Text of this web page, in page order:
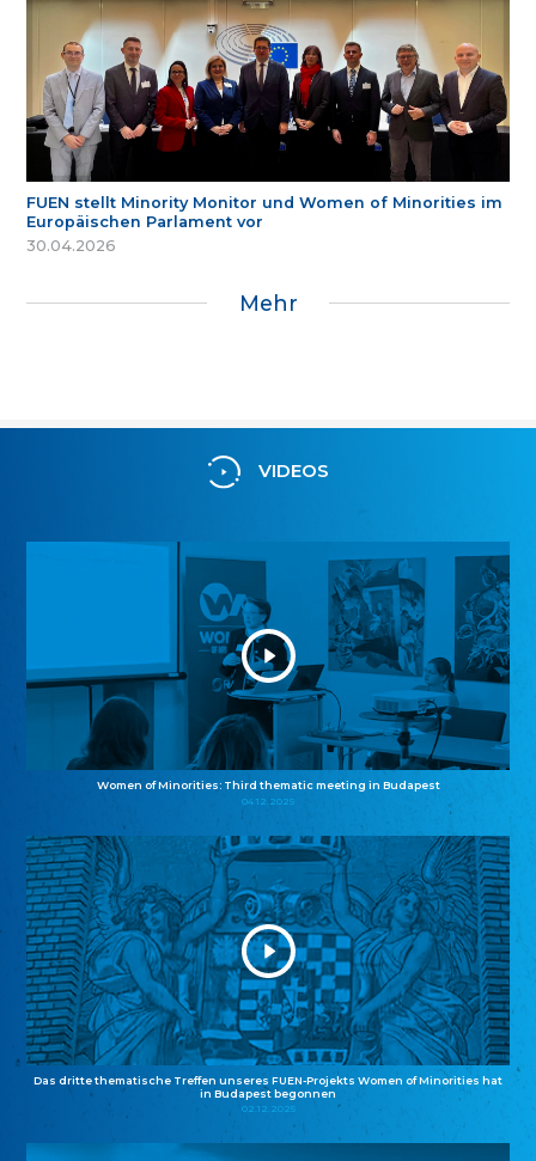
FUEN stellt Minority Monitor und Women of Minorities im
Europäischen Parlament vor
30.04.2026
Mehr
VIDEOS
Women of Minorities: Third thematic meeting in Budapest
04.12.2025
Das dritte thematische Treffen unseres FUEN-Projekts Women of Minorities hat
in Budapest begonnen
02.12.2025